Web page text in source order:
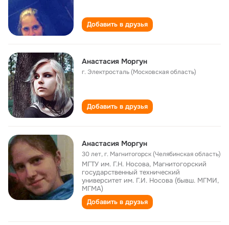
Добавить в друзья
Анастасия Моргун
г. Электросталь (Московская область)
Добавить в друзья
Анастасия Моргун
30 лет,г. Магнитогорск (Челябинская область)
МГТУ им. Г.Н. Носова, Магнитогорский
государственный технический
университет им. Г.И. Носова (бывш. МГМИ,
МГМА)
Добавить в друзья